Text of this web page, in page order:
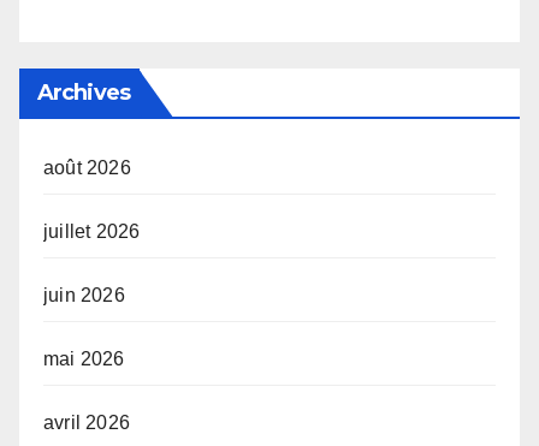
Archives
août 2026
juillet 2026
juin 2026
mai 2026
avril 2026